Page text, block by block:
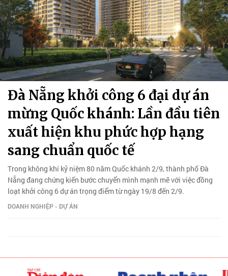
Đà Nẵng khởi công 6 đại dự án
mừng Quốc khánh: Lần đầu tiên
xuất hiện khu phức hợp hạng
sang chuẩn quốc tế
Trong không khí kỷ niệm 80 năm Quốc khánh 2/9, thành phố Đà
Nẵng đang chứng kiến bước chuyển mình mạnh mẽ với việc đồng
loạt khởi công 6 dự án trọng điểm từ ngày 19/8 đến 2/9.
DOANH NGHIỆP - DỰ ÁN